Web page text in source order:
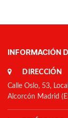
INFORMACIÓN
DIRECCIÓN
Calle Oslo, 53,
Alcorcón Madrid